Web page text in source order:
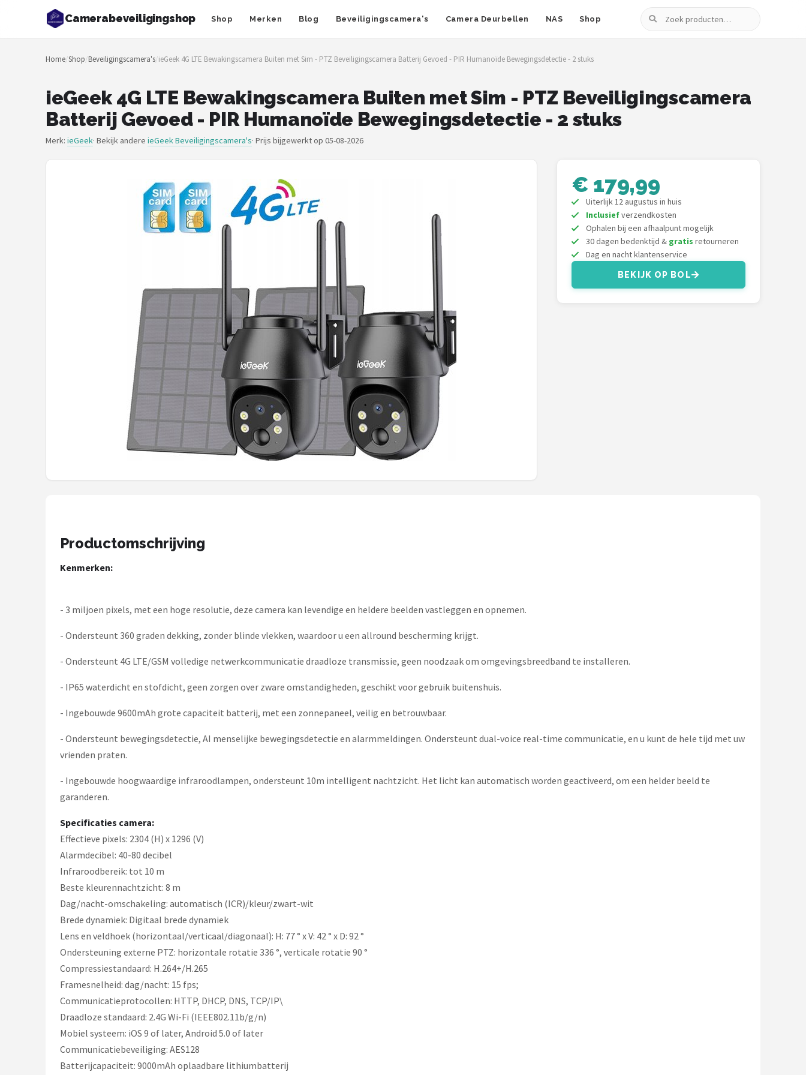
Camerabeveiligingshop Shop Merken Blog Beveiligingscamera's Camera Deurbellen NAS Shop
Zoeken
Zoeken
NAVIGATIE
Merken
Blog
Foscam
Smartwares
Home/Shop/Beveiligingscamera's/ieGeek 4G LTE Bewakingscamera Buiten met Sim - PTZ Beveiligingscamera Batterij Gevoed - PIR Humanoïde Bewegingsdetectie - 2 stuks
ieGeek 4G LTE Bewakingscamera Buiten met Sim - PTZ Beveiligingscamera
Batterij Gevoed - PIR Humanoïde Bewegingsdetectie - 2 stuks
Merk: ieGeek· Bekijk andere ieGeek Beveiligingscamera's· Prijs bijgewerkt op 05-08-2026
€ 179,99
Uiterlijk 12 augustus in huis
Inclusiefverzendkosten
Ophalen bij een afhaalpunt mogelijk
30 dagen bedenktijd & gratis retourneren
Dag en nacht klantenservice
BEKIJK OP BOL
Productomschrijving
Kenmerken:
- 3 miljoen pixels, met een hoge resolutie, deze camera kan levendige en heldere beelden vastleggen en opnemen.
- Ondersteunt 360 graden dekking, zonder blinde vlekken, waardoor u een allround bescherming krijgt.
- Ondersteunt 4G LTE/GSM volledige netwerkcommunicatie draadloze transmissie, geen noodzaak om omgevingsbreedband te installeren.
- IP65 waterdicht en stofdicht, geen zorgen over zware omstandigheden, geschikt voor gebruik buitenshuis.
- Ingebouwde 9600mAh grote capaciteit batterij, met een zonnepaneel, veilig en betrouwbaar.
- Ondersteunt bewegingsdetectie, AI menselijke bewegingsdetectie en alarmmeldingen. Ondersteunt dual-voice real-time communicatie, en u kunt de hele tijd met uw
vrienden praten.
- Ingebouwde hoogwaardige infraroodlampen, ondersteunt 10m intelligent nachtzicht. Het licht kan automatisch worden geactiveerd, om een ​​helder beeld te
garanderen.
Specificaties camera:
Effectieve pixels: 2304 (H) x 1296 (V)
Alarmdecibel: 40-80 decibel
Infraroodbereik: tot 10 m
Beste kleurennachtzicht: 8 m
Dag/nacht-omschakeling: automatisch (ICR)/kleur/zwart-wit
Brede dynamiek: Digitaal brede dynamiek
Lens en veldhoek (horizontaal/verticaal/diagonaal): H: 77 ° x V: 42 ° x D: 92 °
Ondersteuning externe PTZ: horizontale rotatie 336 °, verticale rotatie 90 °
Compressiestandaard: H.264+/H.265
Framesnelheid: dag/nacht: 15 fps;
Communicatieprotocollen: HTTP, DHCP, DNS, TCP/IP\
Draadloze standaard: 2.4G Wi-Fi (IEEE802.11b/g/n)
Mobiel systeem: iOS 9 of later, Android 5.0 of later
Communicatiebeveiliging: AES128
Batterijcapaciteit: 9000mAh oplaadbare lithiumbatterij